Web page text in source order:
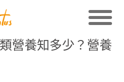
營養知多少？營養